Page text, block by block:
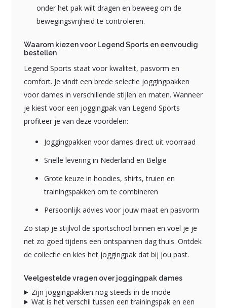
onder het pak wilt dragen en beweeg om de
bewegingsvrijheid te controleren.
Waarom kiezen voor Legend Sports en eenvoudig
bestellen
Legend Sports staat voor kwaliteit, pasvorm en
comfort. Je vindt een brede selectie joggingpakken
voor dames in verschillende stijlen en maten. Wanneer
je kiest voor een joggingpak van Legend Sports
profiteer je van deze voordelen:
Joggingpakken voor dames direct uit voorraad
Snelle levering in Nederland en België
Grote keuze in hoodies, shirts, truien en
trainingspakken om te combineren
Persoonlijk advies voor jouw maat en pasvorm
Zo stap je stijlvol de sportschool binnen en voel je je
net zo goed tijdens een ontspannen dag thuis. Ontdek
de collectie en kies het joggingpak dat bij jou past.
Veelgestelde vragen over joggingpak dames
Zijn joggingpakken nog steeds in de mode
Wat is het verschil tussen een trainingspak en een